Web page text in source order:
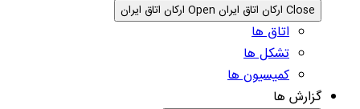
Close ارکان اتاق ایران Open ارکان اتاق ایران
اتاق ها
تشکل ها
کمیسیون ها
گزارش ها